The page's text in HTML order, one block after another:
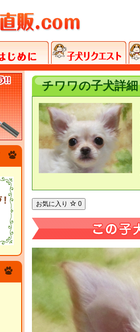
チワワの子犬詳細
お気に入り 0